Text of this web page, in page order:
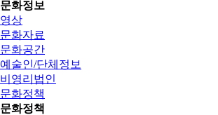
문화정보
영상
문화자료
문화공간
예술인/단체정보
비영리법인
문화정책
문화정책